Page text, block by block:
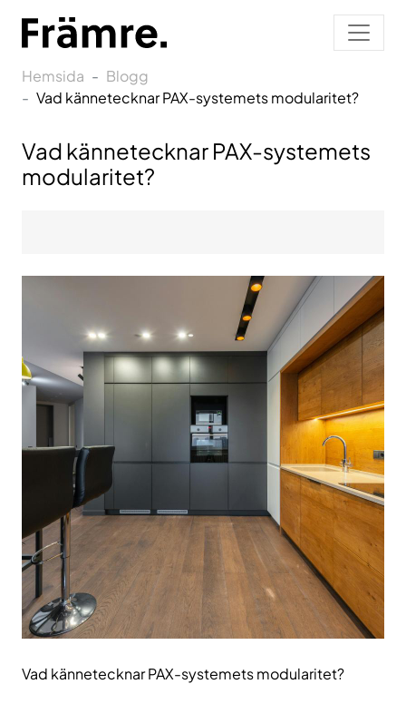
Hemsida
Blogg
Vad kännetecknar PAX-systemets modularitet?
Vad kännetecknar PAX-systemets
modularitet?
Vad kännetecknar PAX-systemets modularitet?